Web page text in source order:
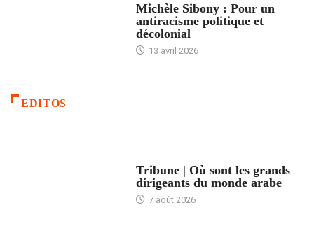
Michèle Sibony : Pour un
antiracisme politique et
décolonial
13 avril 2026
EDITOS
Tribune | Où sont les grands
dirigeants du monde arabe
7 août 2026